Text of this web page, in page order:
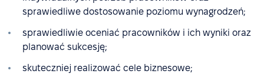
sprawiedliwe dostosowanie poziomu wynagrodzeń;
sprawiedliwie oceniać pracowników i ich wyniki oraz
planować sukcesję;
skuteczniej realizować cele biznesowe;